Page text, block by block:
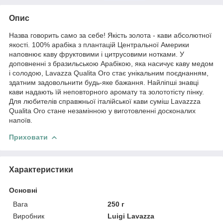
Опис
Назва говорить само за себе! Якість золота - кави абсолютної
якості. 100% арабіка з плантацій Центральної Америки
наповнює каву фруктовими і цитрусовими нотками. У
доповненні з бразильською Арабікою, яка насичує каву медом
і солодою, Lavazza Qualita Oro стає унікальним поєднанням,
здатним задовольнити будь-яке бажання. Найліпші знавці
кави надають їй неповторного аромату та золототісту пінку.
Для любителів справжньої італійської кави суміш Lavazzza
Qualita Oro стане незамінною у виготовленні досконалих
напоїв.
Приховати
Характеристики
Основні
Вага
250 г
Виробник
Luigi Lavazza